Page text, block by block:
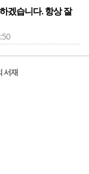
겠습니다. 항상 잘
서재